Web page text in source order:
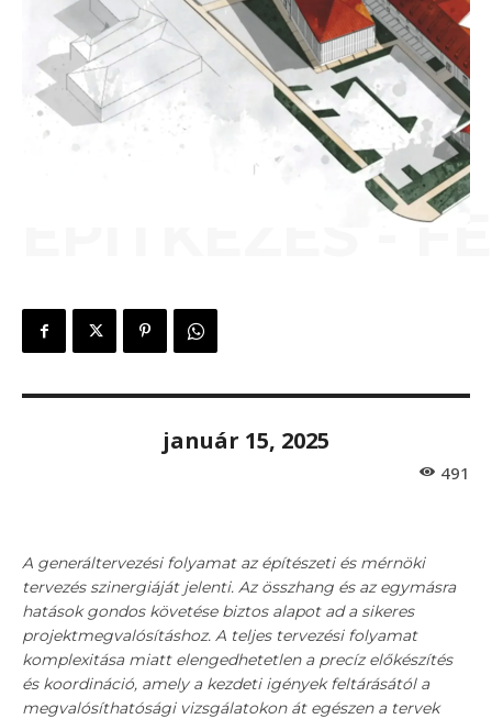
ÉPÍTKEZÉS -
január 15, 2025
491
A generáltervezési folyamat az építészeti és mérnöki
tervezés szinergiáját jelenti. Az összhang és az egymásra
hatások gondos követése biztos alapot ad a sikeres
projektmegvalósításhoz. A teljes tervezési folyamat
komplexitása miatt elengedhetetlen a precíz előkészítés
és koordináció, amely a kezdeti igények feltárásától a
megvalósíthatósági vizsgálatokon át egészen a tervek